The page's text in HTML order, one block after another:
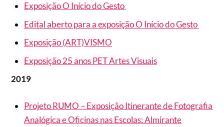
Exposição O Início do Gesto
Edital aberto para a exposição O Início do Gesto
Exposição (ART)VISMO
Exposição 25 anos PET Artes Visuais
2019
Projeto RUMO – Exposição Itinerante de Fotografia
Analógica e Oficinas nas Escolas: Almirante